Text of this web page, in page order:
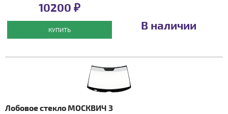
10200 ₽
КУПИТЬ В наличии
Лобовое стекло МОСКВИЧ 3